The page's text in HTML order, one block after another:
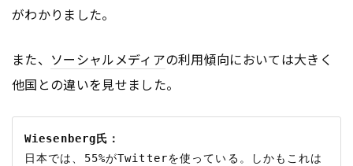
がわかりました。
また、 ソーシャルメディアの利用傾向においては大きく
他国との違いを見せました。
Wiesenberg氏：
日本では、55%がTwitterを使っている。しかもこれは